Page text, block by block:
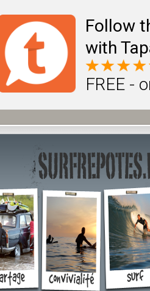
Follow
with
FREE -